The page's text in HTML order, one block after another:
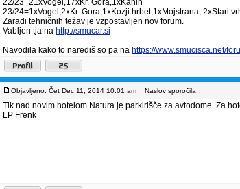
22/23=21xVogel,17xKr. Gora,1xKanin
23/24=1xVogel,2xKr. Gora,1xKozji hrbet,1xMojstrana, 2xStari
Zaradi tehničnih težav je vzpostavljen nov forum.
Vabljen tja na http://smucar.si
Navodila kako to narediš so pa na https://www.smucisca.net/
Objavljeno: Čet Dec 11, 2014 10:01 am Naslov sporočila:
Tik nad novim hotelom Natura je parkirišče za avtodome. Za
LP Frenk